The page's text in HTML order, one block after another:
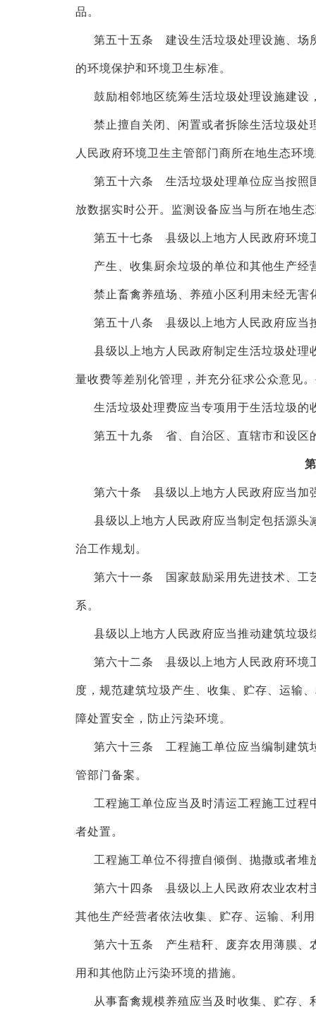
品。
第五十五条 建设生活垃圾处理设施、场
的环境保护和环境卫生标准。
鼓励相邻地区统筹生活垃圾处理设施建
禁止擅自关闭、闲置或者拆除生活垃圾
人民政府环境卫生主管部门商所在地生态环
第五十六条 生活垃圾处理单位应当按照
放数据实时公开。监测设备应当与所在地生
第五十七条 县级以上地方人民政府环境
产生、收集厨余垃圾的单位和其他生产
禁止畜禽养殖场、养殖小区利用未经无害
第五十八条 县级以上地方人民政府应当
县级以上地方人民政府制定生活垃圾处
量收费等差别化管理，并充分征求公众意见
生活垃圾处理费应当专项用于生活垃圾
第五十九条 省、自治区、直辖市和设区
第六十条 县级以上地方人民政府应当加
县级以上地方人民政府应当制定包括源
治工作规划。
第六十一条 国家鼓励采用先进技术、工
系。
县级以上地方人民政府应当推动建筑垃圾
第六十二条 县级以上地方人民政府环境
度，规范建筑垃圾产生、收集、贮存、运输
障处置安全，防止污染环境。
第六十三条 工程施工单位应当编制建筑
管部门备案。
工程施工单位应当及时清运工程施工过
者处置。
工程施工单位不得擅自倾倒、抛撒或者
第六十四条 县级以上人民政府农业农村
其他生产经营者依法收集、贮存、运输、利
第六十五条 产生秸秆、废弃农用薄膜、
用和其他防止污染环境的措施。
从事畜禽规模养殖应当及时收集、贮存